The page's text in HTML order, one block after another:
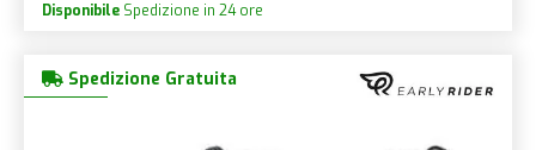
Disponibile Spedizione in 24 ore
Spedizione Gratuita